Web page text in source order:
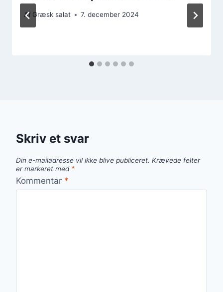
Af Græsk salat 7. december 2024
Skriv et svar
Din e-mailadresse vil ikke blive publiceret. Krævede felter
er markeret med *
Kommentar *